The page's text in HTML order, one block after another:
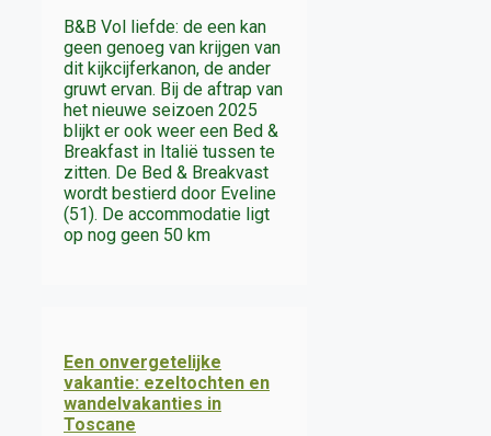
B&B Vol liefde: de een kan
geen genoeg van krijgen van
dit kijkcijferkanon, de ander
gruwt ervan. Bij de aftrap van
het nieuwe seizoen 2025
blijkt er ook weer een Bed &
Breakfast in Italië tussen te
zitten. De Bed & Breakvast
wordt bestierd door Eveline
(51). De accommodatie ligt
op nog geen 50 km
Een onvergetelijke
vakantie: ezeltochten en
wandelvakanties in
Toscane